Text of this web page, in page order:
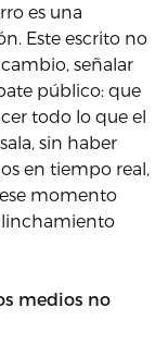
es una
Este escrito no
señalar
público: que
todo lo que el
sin haber
en tiempo real,
momento
linchamiento
medios no